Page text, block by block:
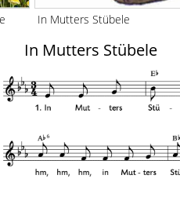
In Mutters Stübele
In Mutters Stübele